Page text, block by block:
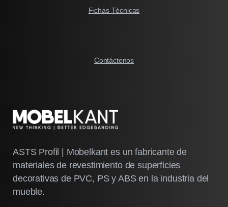
Fichas Técnicas
Contáctenos
ASTS Profil | Mobelkant es un fabricante de
materiales de revestimiento de superficies
decorativas de PVC, PS y ABS en la industria del
mueble.